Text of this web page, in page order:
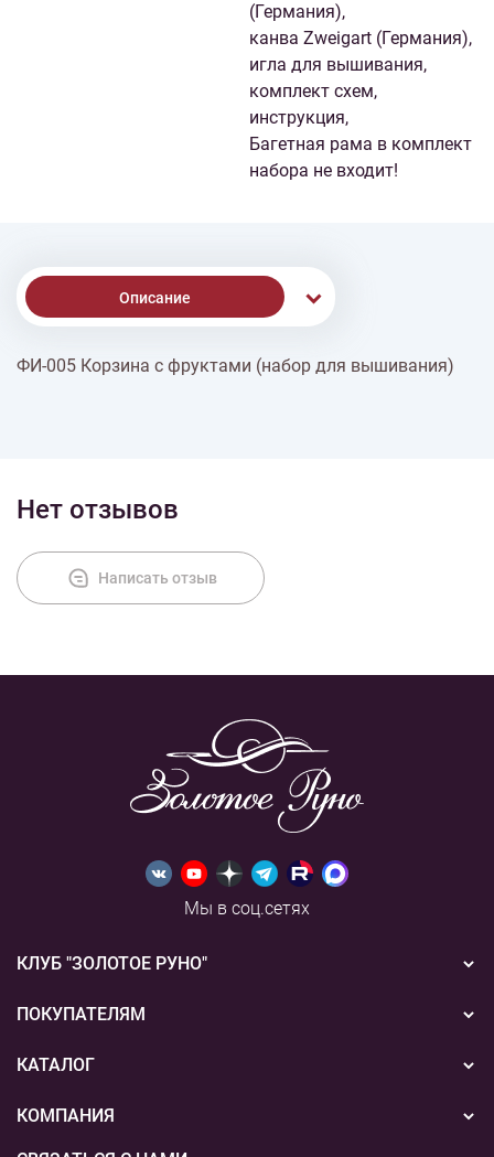
(Германия),
канва Zweigart (Германия),
игла для вышивания,
комплект схем,
инструкция,
Багетная рама в комплект
набора не входит!
Описание
Доставка
ФИ-005 Корзина с фруктами (набор для вышивания)
Нет отзывов
Написать отзыв
Мы в соц.сетях
КЛУБ "ЗОЛОТОЕ РУНО"
Новости
Акции
ПОКУПАТЕЛЯМ
Бонусная система
Подарочные сертификаты
Способы оплаты
КАТАЛОГ
Вышивка
КОМПАНИЯ